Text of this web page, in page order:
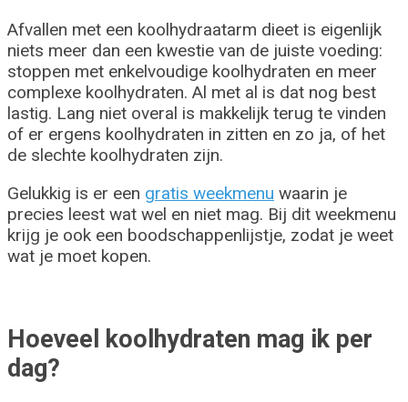
Afvallen met een koolhydraatarm dieet is eigenlijk
niets meer dan een kwestie van de juiste voeding:
stoppen met enkelvoudige koolhydraten en meer
complexe koolhydraten. Al met al is dat nog best
lastig. Lang niet overal is makkelijk terug te vinden
of er ergens koolhydraten in zitten en zo ja, of het
de slechte koolhydraten zijn.
Gelukkig is er een gratis weekmenu waarin je
precies leest wat wel en niet mag. Bij dit weekmenu
krijg je ook een boodschappenlijstje, zodat je weet
wat je moet kopen.
Hoeveel koolhydraten mag ik per
dag?